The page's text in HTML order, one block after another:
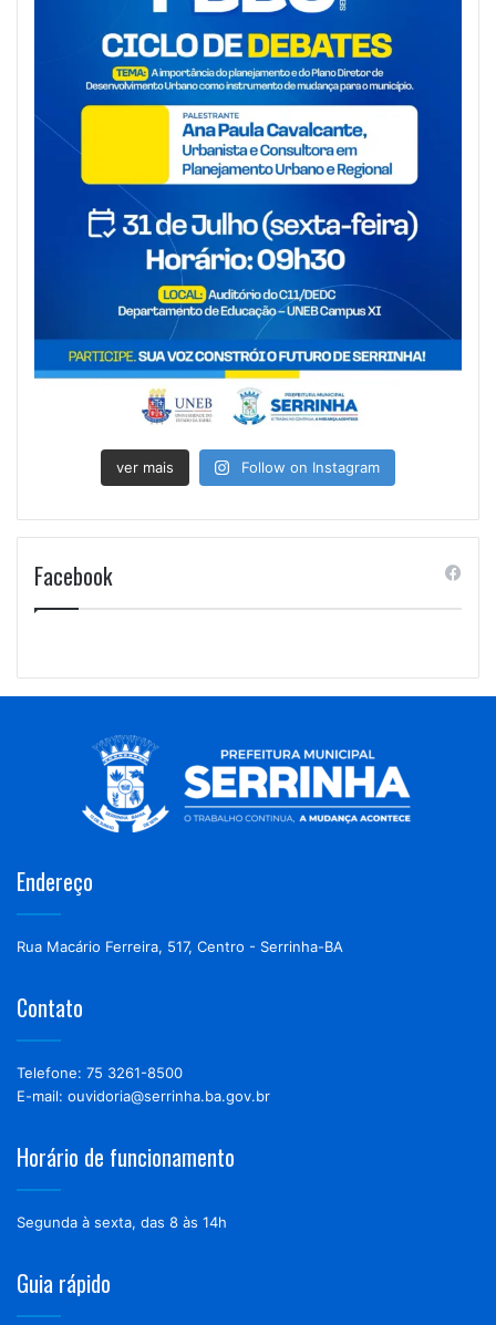
ver mais Follow on Instagram
Facebook
Endereço
Rua Macário Ferreira, 517, Centro - Serrinha-BA
Contato
Telefone: 75 3261-8500
E-mail: ouvidoria@serrinha.ba.gov.br
Horário de funcionamento
Segunda à sexta, das 8 às 14h
Guia rápido